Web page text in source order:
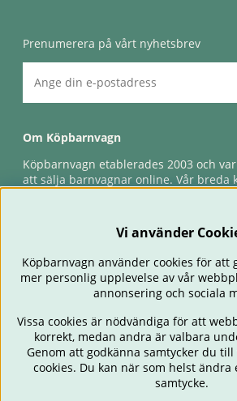
Prenumerera på vårt nyhetsbrev
Om Köpbarnvagn
Köpbarnvagn etablerades 2003 och
att sälja barnvagnar online. Vår breda
förlossningsgaranti & förlängd
BARNVAGNAR BILSTOLAR BABY
Vi använder
Köpbarnvagn använder cookies för att
mer personlig upplevelse av vår
annonsering och sociala
Vissa cookies är nödvändiga för att
korrekt, medan andra är valbara
Genom att godkänna samtycker du
cookies. Du kan när som helst
samtycke.